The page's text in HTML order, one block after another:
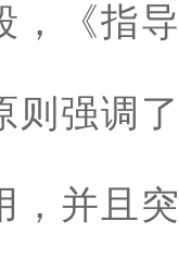
，《指
则强调
，并且